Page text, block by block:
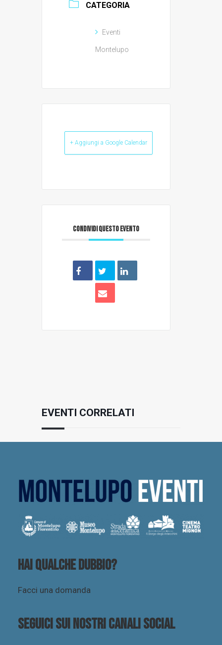
CATEGORIA
Eventi
Montelupo
+ Aggiungi a Google Calendar
CONDIVIDI QUESTO EVENTO
EVENTI CORRELATI
Hai qualche dubbio?
Facci una domanda
Seguici sui nostri canali social